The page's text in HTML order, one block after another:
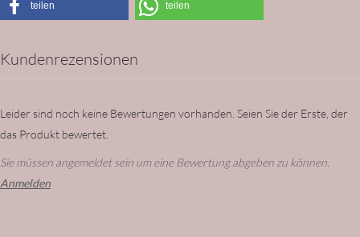
teilen teilen
Kundenrezensionen
Leider sind noch keine Bewertungen vorhanden. Seien Sie der Erste, der
das Produkt bewertet.
Sie müssen angemeldet sein um eine Bewertung abgeben zu können.
Anmelden